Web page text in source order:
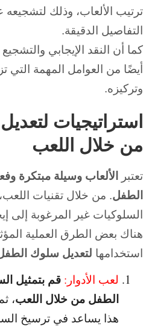
ترتيب الألعاب، وذلك لتشجيعه
التفاصيل الدقيقة.
كما أن النقد الإيجابي
أيضًا من العوامل المهمة التي
وتركيزه.
استراتيجيات
من خلال اللعب
تعتبر
الألعاب وسيلة مبتكرة
الطفل. من خلال تقنيات
السلوكيات غير المرغوبة إلى
هناك بعض الطرق العملية
استخدامها لتعديل سلوك
لعب الأدوار: قم بتمثيل
الطفل من خلال اللعب،
هذا يساعد في ترسيخ